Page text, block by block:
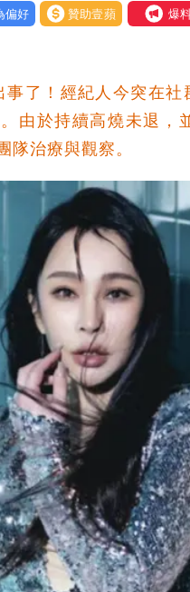
掃到北部陸地
好 贊助壹蘋 我要爆
了！經紀人今突在
由於持續高燒未退，
治療與觀察。